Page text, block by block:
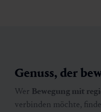
Genuss, der
Wer Bewegung mit
verbinden möchte,